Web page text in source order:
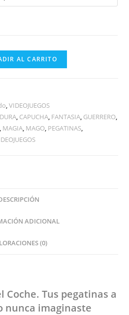
AL CARRITO
,VIDEOJUEGOS
, CAPUCHA, FANTASIA, GUERRERO,
, MAGIA, MAGO, PEGATINAS,
ADICIONAL
(0)
Coche. Tus pegatinas a
nunca imaginaste